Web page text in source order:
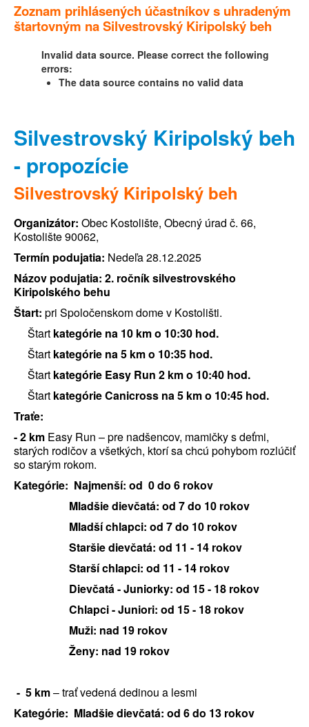
Zoznam prihlásených účastníkov s uhradeným
štartovným na Silvestrovský Kiripolský beh
Invalid data source. Please correct the following
errors:
The data source contains no valid data
Silvestrovský Kiripolský beh
- propozície
Silvestrovský Kiripolský beh
Organizátor: Obec Kostolište, Obecný úrad č. 66,
Kostolište 90062,
Termín podujatia: Nedeľa 28.12.2025
Názov podujatia: 2. ročník silvestrovského
Kiripolského behu
Štart: pri Spoločenskom dome v Kostolišti.
Štart kategórie na 10 km o 10:30 hod.
Štart kategórie na 5 km o 10:35 hod.
Štart kategórie Easy Run 2 km o 10:40 hod.
Štart kategórie Canicross na 5 km o 10:45 hod.
Traťe:
-2 km Easy Run – pre nadšencov, mamičky s deťmi,
starých rodičov a všetkých, ktorí sa chcú pohybom rozlúčiť
so starým rokom.
Kategórie: Najmenší: od 0 do 6 rokov
Mladšie dievčatá: od 7 do 10 rokov
Mladší chlapci: od 7 do 10 rokov
Staršie dievčatá: od 11 - 14 rokov
Starší chlapci: od 11 - 14 rokov
Dievčatá - Juniorky: od 15 - 18 rokov
Chlapci - Juniori: od 15 - 18 rokov
Muži: nad 19 rokov
Ženy: nad 19 rokov
- 5 km– trať vedená dedinou a lesmi
Kategórie: Mladšie dievčatá: od 6 do 13 rokov